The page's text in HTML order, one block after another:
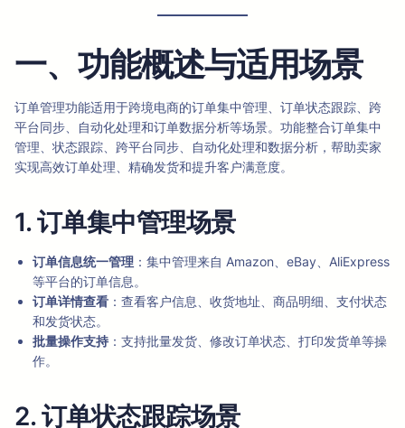
一、功能概述与适用场景
订单管理功能适用于跨境电商的订单集中管理、订单状态跟踪、跨
平台同步、自动化处理和订单数据分析等场景。功能整合订单集中
管理、状态跟踪、跨平台同步、自动化处理和数据分析，帮助卖家
实现高效订单处理、精确发货和提升客户满意度。
1. 订单集中管理场景
订单信息统一管理 ：集中管理来自 Amazon、eBay、AliExpress
等平台的订单信息。
订单详情查看 ：查看客户信息、收货地址、商品明细、支付状态
和发货状态。
批量操作支持 ：支持批量发货、修改订单状态、打印发货单等操
作。
2. 订单状态跟踪场景